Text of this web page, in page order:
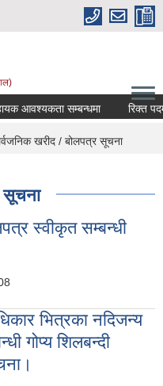
आवश्यकता सम्बन्धमा रिक्त
खरीद / बोलपत्र सूचना
सूचना
स्वीकृत सम्बन्धी
भित्रका नदिजन्य
गोप्य शिलबन्दी